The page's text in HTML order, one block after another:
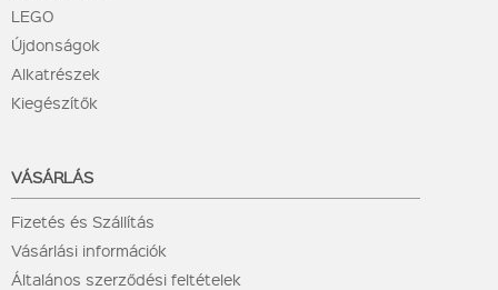
LEGO
Újdonságok
Alkatrészek
Kiegészítők
VÁSÁRLÁS
Fizetés és Szállítás
Vásárlási információk
Általános szerződési feltételek